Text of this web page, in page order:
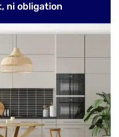
ni obligation